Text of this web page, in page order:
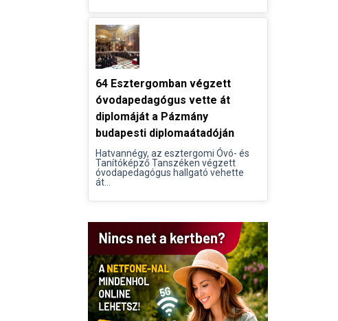
64 Esztergomban végzett
óvodapedagógus vette át
diplomáját a Pázmány
budapesti diplomaátadóján
Hatvannégy, az esztergomi Óvó- és
Tanítóképző Tanszéken végzett
óvodapedagógus hallgató vehette
át...